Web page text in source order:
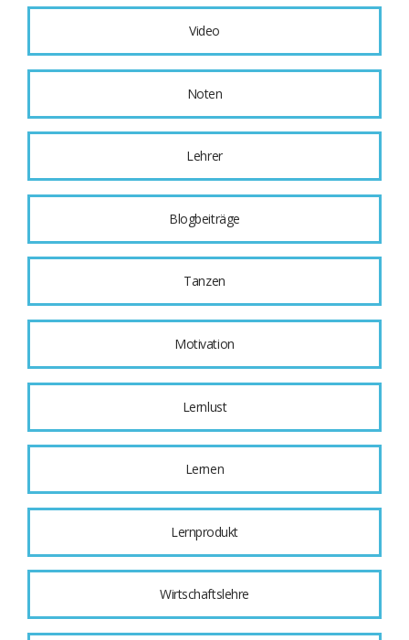
Video
Noten
Lehrer
Blogbeiträge
Tanzen
Motivation
Lernlust
Lernen
Lernprodukt
Wirtschaftslehre